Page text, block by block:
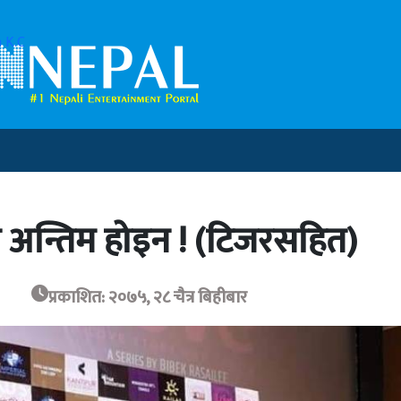
होइन ! (टिजरसहित)
प्रकाशित: २०७५, २८ चैत्र बिहीबार